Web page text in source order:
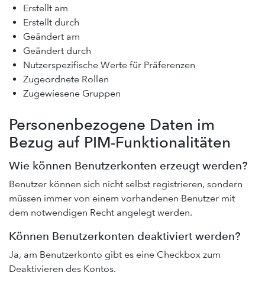
Erstellt am
Erstellt durch
Geändert am
Geändert durch
Nutzerspezifische Werte für Präferenzen
Zugeordnete Rollen
Zugewiesene Gruppen
Personenbezogene Daten im
Bezug auf PIM-Funktionalitäten
Wie können Benutzerkonten erzeugt werden?
Benutzer können sich nicht selbst registrieren, sondern
müssen immer von einem vorhandenen Benutzer mit
dem notwendigen Recht angelegt werden.
Können Benutzerkonten deaktiviert werden?
Ja, am Benutzerkonto gibt es eine Checkbox zum
Deaktivieren des Kontos.